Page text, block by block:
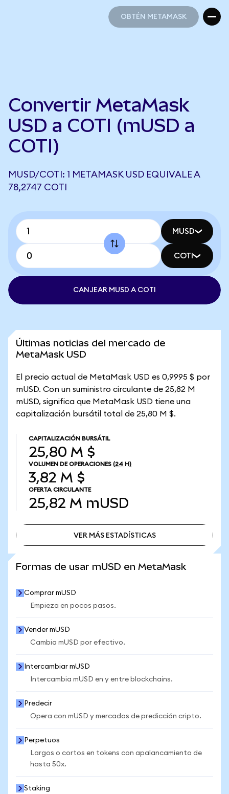
OBTÉN METAMASK
Convertir MetaMask
USD a COTI (mUSD a
COTI)
MUSD/COTI: 1 METAMASK USD EQUIVALE A
78,2747 COTI
MUSD
COTI
CANJEAR MUSD A COTI
Últimas noticias del mercado de
MetaMask USD
El precio actual de MetaMask USD es 0,9995 $ por
mUSD. Con un suministro circulante de 25,82 M
mUSD, significa que MetaMask USD tiene una
capitalización bursátil total de 25,80 M $.
CAPITALIZACIÓN BURSÁTIL
25,80 M $
VOLUMEN DE OPERACIONES (24 H)
3,82 M $
OFERTA CIRCULANTE
25,82 M mUSD
VER MÁS ESTADÍSTICAS
Formas de usar mUSD en MetaMask
Comprar mUSD
Empieza en pocos pasos.
Vender mUSD
Cambia mUSD por efectivo.
Intercambiar mUSD
Intercambia mUSD en y entre blockchains.
Predecir
Opera con mUSD y mercados de predicción cripto.
Perpetuos
Largos o cortos en tokens con apalancamiento de
hasta 50x.
Staking